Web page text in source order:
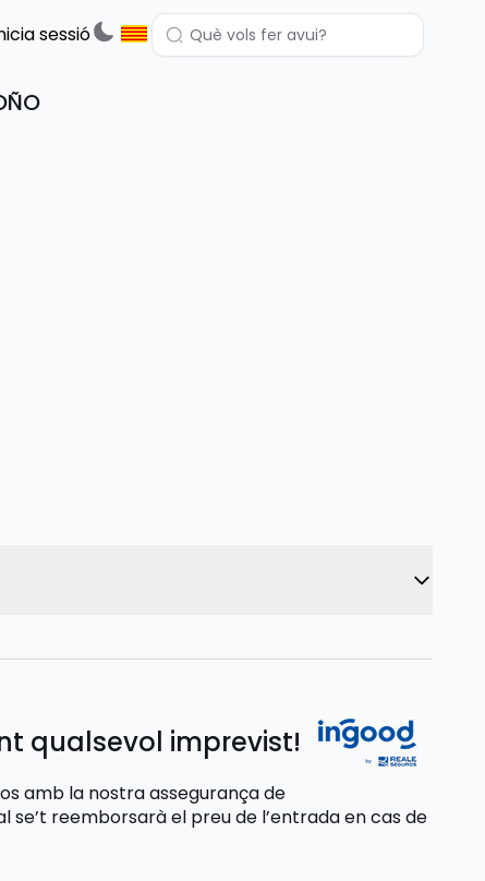
sessió
qualsevol imprevist!
amb la nostra assegurança de
se’t reemborsarà el preu de l’entradaen cas de